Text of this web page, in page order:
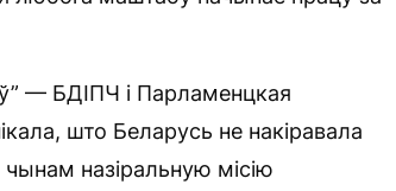
— БДІПЧ і Парламенцкая
што Беларусь не накіравала
назіральную місію